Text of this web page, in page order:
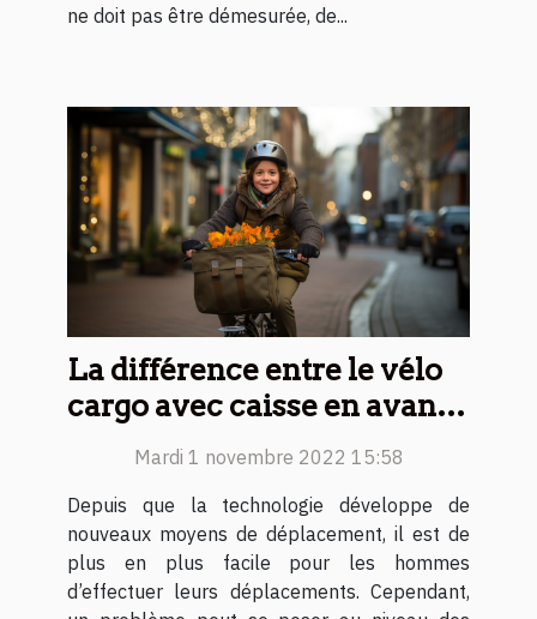
ne doit pas être démesurée, de...
La différence entre le vélo
cargo avec caisse en avant
et le vélo cargo longtail
Mardi 1 novembre 2022 15:58
Depuis que la technologie développe de
nouveaux moyens de déplacement, il est de
plus en plus facile pour les hommes
d’effectuer leurs déplacements. Cependant,